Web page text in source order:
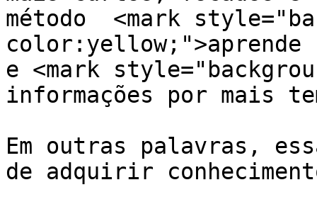
método  <mark
color:yellow;">aprende
e <mark
informações por mais
Em outras palavras,
de adquirir